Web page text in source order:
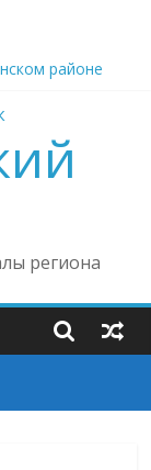
районе
и не жечь траву
на
региона